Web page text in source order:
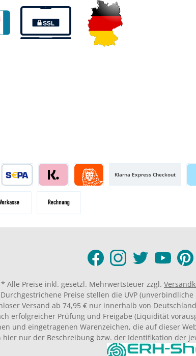
Klarna Express Checkout
* Alle Preise inkl. gesetzl. Mehrwertsteuer zzgl.
Durchgestrichene Preise stellen die UVP
Versand ab 74,95 € nur innerhalb von
erfolgreicher Prüfung und Freigabe (Liquidität
und eingetragenen Warenzeichen, die auf dieser
hier nur der Beschreibung bzw. der Identifikation der